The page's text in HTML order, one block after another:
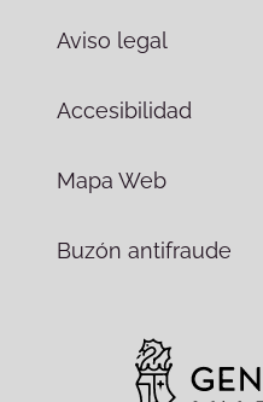
Aviso legal
Accesibilidad
Mapa Web
Buzón antifraude